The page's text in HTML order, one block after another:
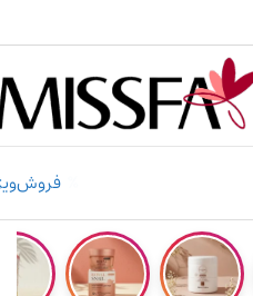
۲٪ تخفیف روی سبد خرید برای روش کارت به کارت